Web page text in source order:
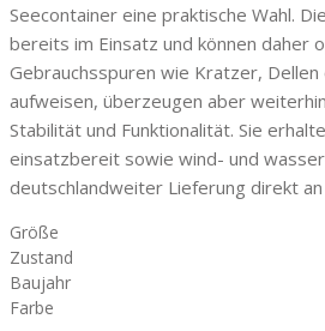
Seecontainer eine praktische Wahl.
bereits im Einsatz und können daher
Gebrauchsspuren wie Kratzer,
aufweisen, überzeugen aber
Stabilität und Funktionalität. Sie
einsatzbereit sowie wind- und
deutschlandweiter Lieferung direkt
Größe
Zustand
Baujahr
Farbe